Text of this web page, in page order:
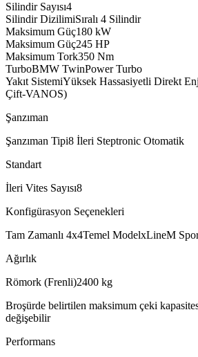
Silindir Sayısı4
Silindir DizilimiSıralı 4 Silindir
Maksimum Güç180 kW
Maksimum Güç245 HP
Maksimum Tork350 Nm
TurboBMW TwinPower Turbo
Yakıt SistemiYüksek Hassasiyetli Direkt
Çift-VANOS)
Şanzıman
Şanzıman Tipi8 İleri Steptronic Otomatik
Standart
İleri Vites Sayısı8
Konfigürasyon Seçenekleri
Tam Zamanlı 4x4Temel ModelxLineM
Ağırlık
Römork (Frenli)2400 kg
Broşürde belirtilen maksimum çeki
değişebilir
Performans